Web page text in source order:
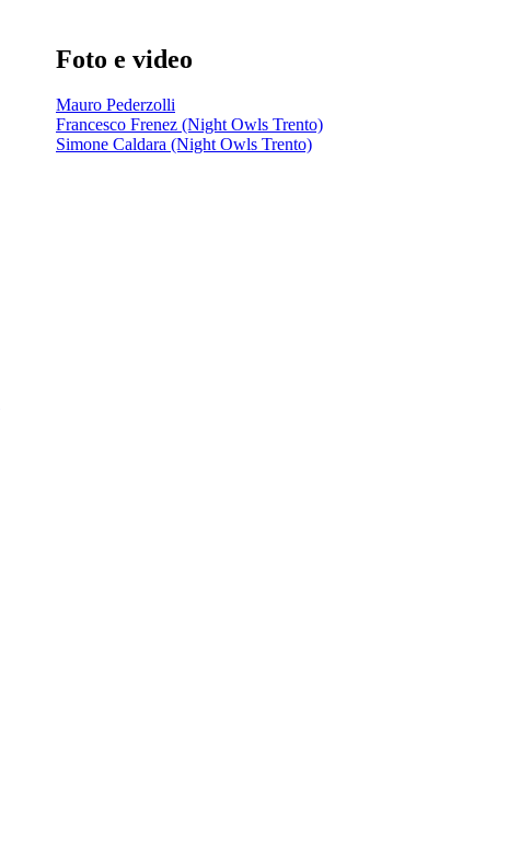
Foto e video
Mauro Pederzolli
Francesco Frenez (Night Owls Trento)
Simone Caldara (Night Owls Trento)